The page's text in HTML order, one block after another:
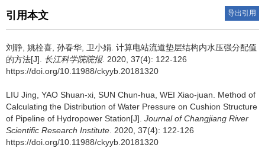
引用本文 导出引用
刘静, 姚栓喜, 孙春华, 卫小娟. 计算电站流道垫层结构内水压强分配值
的方法[J]. 长江科学院院报. 2020, 37(4): 122-126
https://doi.org/10.11988/ckyyb.20181320
LIU Jing, YAO Shuan-xi, SUN Chun-hua, WEI Xiao-juan. Method of
Calculating the Distribution of Water Pressure on Cushion Structure
of Pipeline of Hydropower Station[J]. Journal of Changjiang River
Scientific Research Institute . 2020, 37(4): 122-126
https://doi.org/10.11988/ckyyb.20181320